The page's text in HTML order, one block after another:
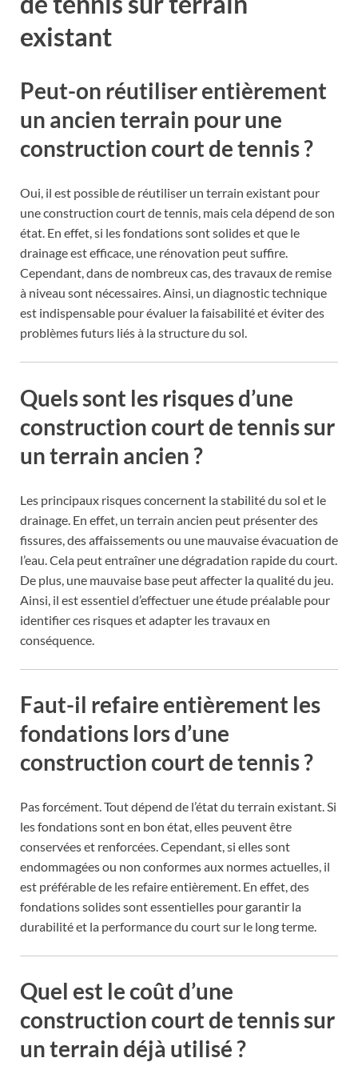
existant
Peut-on réutiliser entièrement
un ancien terrain pour une
construction court de tennis ?
Oui, il est possible de réutiliser un terrain existant pour
une construction court de tennis, mais cela dépend de son
état. En effet, si les fondations sont solides et que le
drainage est efficace, une rénovation peut suffire.
Cependant, dans de nombreux cas, des travaux de remise
à niveau sont nécessaires. Ainsi, un diagnostic technique
est indispensable pour évaluer la faisabilité et éviter des
problèmes futurs liés à la structure du sol.
Quels sont les risques d’une
construction court de tennis sur
un terrain ancien ?
Les principaux risques concernent la stabilité du sol et le
drainage. En effet, un terrain ancien peut présenter des
fissures, des affaissements ou une mauvaise évacuation de
l’eau. Cela peut entraîner une dégradation rapide du court.
De plus, une mauvaise base peut affecter la qualité du jeu.
Ainsi, il est essentiel d’effectuer une étude préalable pour
identifier ces risques et adapter les travaux en
conséquence.
Faut-il refaire entièrement les
fondations lors d’une
construction court de tennis ?
Pas forcément. Tout dépend de l’état du terrain existant. Si
les fondations sont en bon état, elles peuvent être
conservées et renforcées. Cependant, si elles sont
endommagées ou non conformes aux normes actuelles, il
est préférable de les refaire entièrement. En effet, des
fondations solides sont essentielles pour garantir la
durabilité et la performance du court sur le long terme.
Quel est le coût d’une
construction court de tennis sur
un terrain déjà utilisé ?